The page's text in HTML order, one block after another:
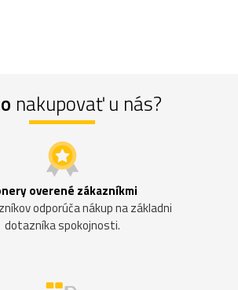
nakupovať u nás?
overené zákazníkmi
odporúča nákup na základni
dotazníka spokojnosti.